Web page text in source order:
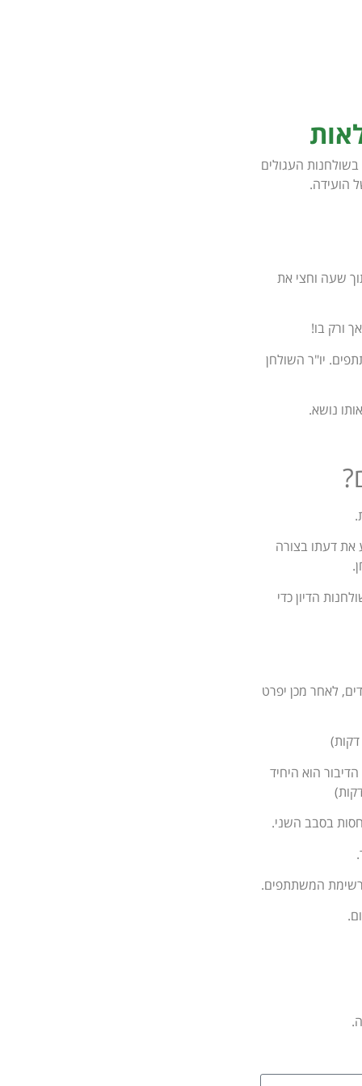
בשולחנות העגולים
הועידה.
הכוונה לסיים תוך שעה וחצי את
ורק בו!
יו"ר השולחן
את דעתו בצורה
הדיון כדי
לאחר מכן יפרט
את זכות הדיבור הוא היחיד
בסבב השני.
רשימת המשתתפים.